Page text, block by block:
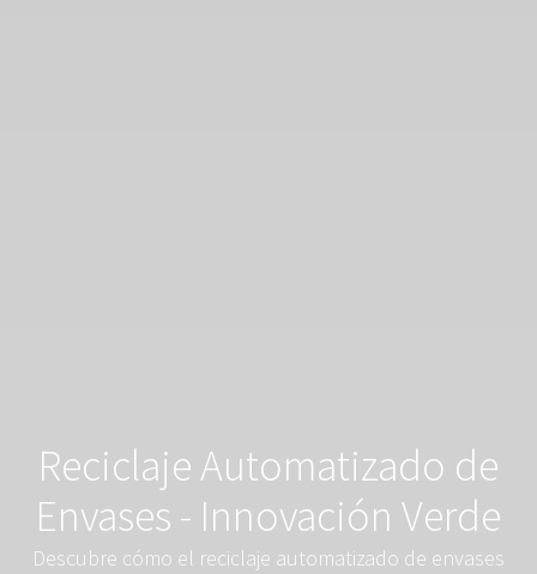
Reciclaje Automatizado de
Envases - Innovación Verde
Descubre cómo el reciclaje automatizado de envases